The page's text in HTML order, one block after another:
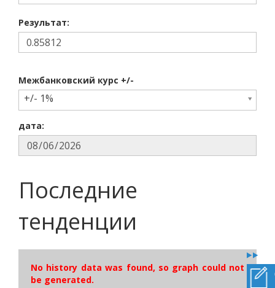
Результат:
Межбанковский курc +/-
+/- 1%
дата:
Последние
тенденции
No history data was found, so graph could not
be generated.